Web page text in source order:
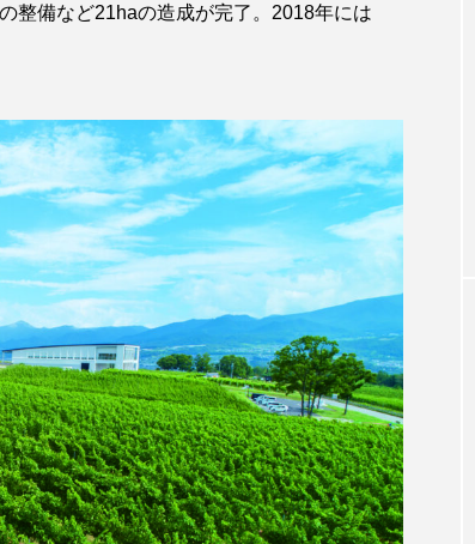
整備など21haの造成が完了。2018年には
はコン
ペアリ
WINE
シャンパ―ニュの収穫～ Bollingerでの収
穫体験